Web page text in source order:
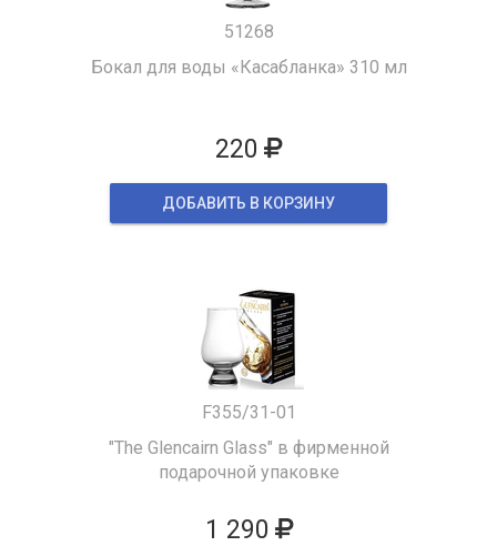
51268
Бокал для воды «Касабланка» 310 мл
220
ДОБАВИТЬ В КОРЗИНУ
F355/31-01
"The Glencairn Glass" в фирменной
подарочной упаковке
1 290